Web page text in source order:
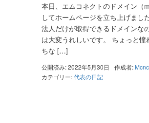
本日、エムコネクトのドメイン（
してホームページを立ち上げまし
法人だけが取得できるドメインな
は大変うれしいです。 ちょっと憧
ちな […]
公開済み: 2022年5月30日 作成者:
カテゴリー:代表の日記